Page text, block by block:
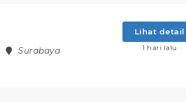
Surabaya
Lihat detail
1 hari lalu